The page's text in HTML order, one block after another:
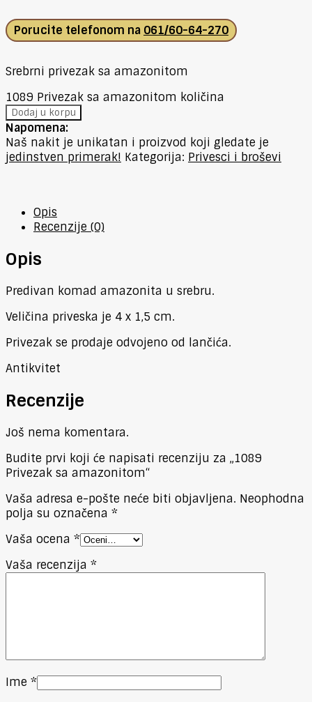
Porucite telefonom na 061/60-64-270
Srebrni privezak sa amazonitom
1089 Privezak sa amazonitom količina
Dodaj u korpu
Napomena:
Naš nakit je unikatan i proizvod koji gledate je
jedinstven primerak! Kategorija: Privesci i broševi
Opis
Recenzije (0)
Opis
Predivan komad amazonita u srebru.
Veličina priveska je 4 x 1,5 cm.
Privezak se prodaje odvojeno od lančića.
Antikvitet
Recenzije
Još nema komentara.
Budite prvi koji će napisati recenziju za „1089
Privezak sa amazonitom“
Vaša adresa e-pošte neće biti objavljena. Neophodna
polja su označena *
Vaša ocena *
Vaša recenzija *
Ime *